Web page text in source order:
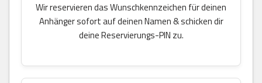
Wir reservieren das Wunschkennzeichen für deinen
Anhänger sofort auf deinen Namen & schicken dir
deine Reservierungs-PIN zu.